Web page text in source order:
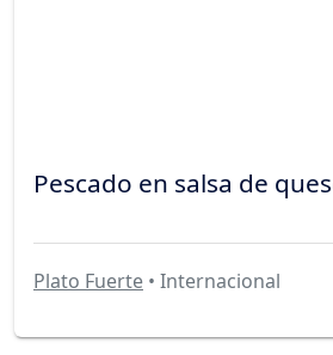
Pescado en salsa de
Plato Fuerte • Internacional